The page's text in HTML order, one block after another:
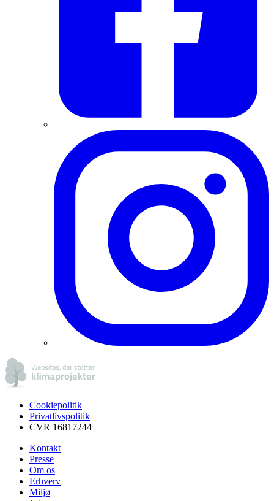
Cookiepolitik
Privatlivspolitik
CVR 16817244
Kontakt
Presse
Om os
Erhverv
Miljø